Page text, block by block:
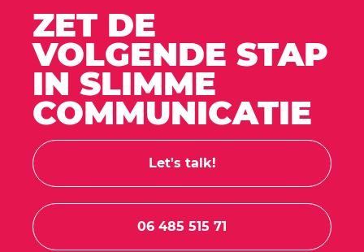
ZET DE
VOLGENDE STAP
IN SLIMME
COMMUNICATIE
Let's talk!
06 485 515 71